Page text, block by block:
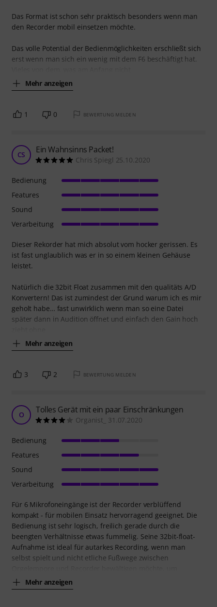
Das Format ist schon sehr praktisch besonders wenn man
den Recorder mobil einsetzen möchte.
Das volle Potential der Bedienmöglichkeiten erschließt sich
erst wenn man sich ein wenig mit dem F6 beschäftigt hat.
Mehr anzeigen
1 0 BEWERTUNG MELDEN
CS Ein Wahnsinns Packet!
Chris Spiegl 25.10.2020
Dieser Rekorder hat mich absolut vom hocker gerissen. Es
ist fast unglaublich was er in so einem kleinen Gehäuse
leistet.
Natürlich die 32bit Float zusammen mit den qualitäts A/D
Konvertern! Das ist zumindest der Grund warum ich es mir
geholt habe… fast unwirklich wenn man so eine Datei
später dann in Audition öffnet und einfach den Gain hoch
Mehr anzeigen
Bedienung
Features
Sound
Verarbeitung
3 2 BEWERTUNG MELDEN
O Tolles Gerät mit ein paar Einschränkungen
Organist_ 31.07.2020
Für 6 Mikrofoneingänge ist der Recorder verblüffend
kompakt - für mobilen Einsatz hervorragend geeignet. Die
Bedienung ist sehr logisch, freilich gerade durch die
beengten Verhältnisse etwas fummelig. Seine 32bit-float-
Aufnahme ist ideal für autarkes Recording, wenn man
selbst spielt und nicht etliche Fußwege zwischen
Mehr anzeigen
Bedienung
Features
Sound
Verarbeitung